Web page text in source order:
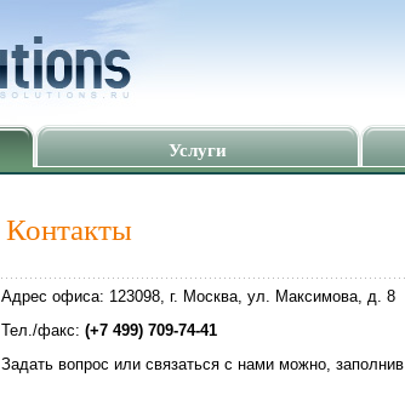
Услуги
Контакты
Адрес офиса: 123098, г. Москва, ул. Максимова, д. 8
Тел./факс: (+7 499) 709-74-41
Задать вопрос или связаться с нами можно, заполнив